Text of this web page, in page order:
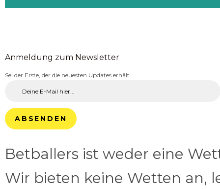
Anmeldung zum Newsletter
Sei der Erste, der die neuesten Updates erhält.
ABSENDEN
Betballers ist weder eine
Wir bieten keine Wetten an,